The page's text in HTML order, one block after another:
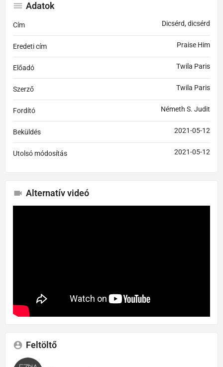
Adatok
Cím Dicsérd, dicsérd
Eredeti cím Praise Him
Előadó Twila Paris
Szerző Twila Paris
Fordító Németh S. Judit
Beküldés 2021-05-12
Utolsó módosítás 2021-05-12
Alternatív videó
Feltöltő